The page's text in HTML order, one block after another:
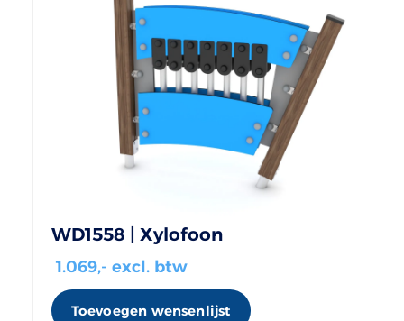
WD1558 | Xylofoon
1.069,- excl. btw
Toevoegen wensenlijst